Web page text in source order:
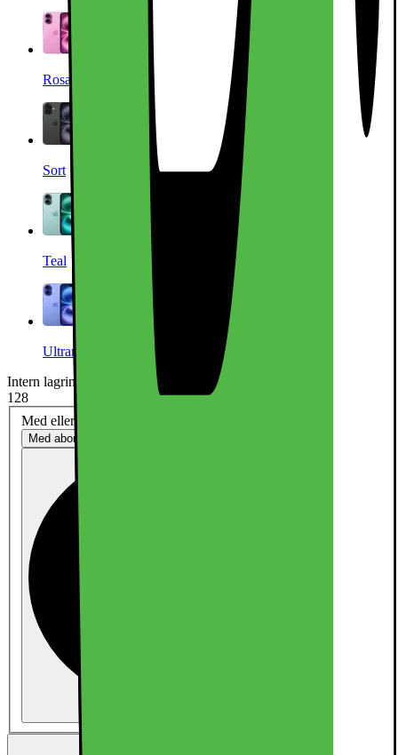
Rosa
Sort
Teal
Ultramarine
Intern lagring (GB)
128
Med eller uten abonnement?
Med abonnement